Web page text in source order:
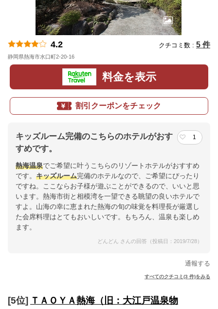
4.2 クチコミ数 : 5 件
静岡県熱海市水口町2-20-16
料金を表示
割引クーポンをチェック
キッズルーム完備のこちらのホテルがおす
すめです。
1
熱海温泉でご希望に叶うこちらのリゾートホテルがおすすめ
です。 キッズルーム完備のホテルなので、ご希望にぴったり
ですね。ここならお子様が遊ぶことができるので、いいと思
います。熱海市街と相模湾を一望できる眺望の良いホテルで
すよ。山海の幸に恵まれた熱海の旬の味覚を料理長が厳選し
た会席料理はとてもおいしいです。もちろん、温泉も楽しめ
ます。
どんどん さんの回答（投稿日：2019/7/28）
通報する
すべてのクチコミ(3 件)をみる
[5位] ＴＡＯＹＡ熱海（旧：大江戸温泉物